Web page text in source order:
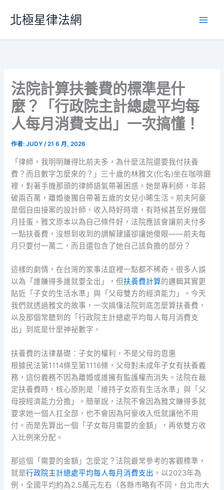
要
北極星律法網
法院計算扶養費的標準是什
麼？「行政院主計總處平均每
人每月消費支出」一次搞懂！
作者:JUDY/21 6 月, 2026
「律師，我明明賺得比前夫多，為什麼法院還要我付扶養
費？而且數字怎麼來的？」三十歲的林雅文(化名)坐在咖啡廳
裡，對著手機那頭的律師語氣帶著困惑。她是專利師，年薪
破兩百萬，離婚後獨自帶著五歲的女兒小晞生活。前夫阿豪
是個自由接案的設計師，收入時好時壞，有時候甚至好幾個
月挂蛋。雅文原本以為自己條件好，法院應該會讓前夫付多
一點扶養費，沒想到收到的調解建議卻讓她傻眼——前夫每
月只要付一萬二，而且還包含了她自己該負擔的部分？
這樣的劇情，在台灣的家事法庭裡一點都不稀奇。很多人誤
以為「誰賺得多誰就要全出」，但扶養費計算的邏輯其實更
貼近「子女的生活水準」與「父母雙方的經濟能力」。今天
我們就透過雅文的故事，一次搞懂法院到底怎麼算扶養費，
以及那個常聽到的「行政院主計總處平均每人每月消費支
出」到底是什麼神祕數字。
扶養費的法律基礎：子女的權利，不是父母的恩惠
根據民法第1114條至第1116條，父母對未成年子女有扶養義
務，這份義務不因為離婚或誰擁有監護權而消失。法院在裁
定扶養費時，核心原則是「維持子女原有生活水準」與「父
母按經濟能力分擔」。簡單說，法院不會因為雅文賺得多就
要求她一個人扛全部，也不會因為阿豪收入低就讓他不用
付。而是先算出一個「子女每月需要的金額」，再依雙方收
入比例來分配。
那這個「需要的金額」怎麼定？法院最常參考的客觀標準，
就是行政院主計總處平均每人每月消費支出 。以2023年為
例，全國平均約為2.5萬元左右（各縣市略有不同，台北市大